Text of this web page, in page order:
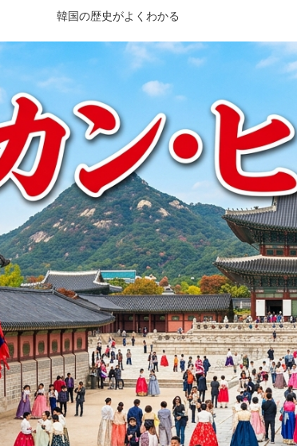
韓国の歴史がよくわかる